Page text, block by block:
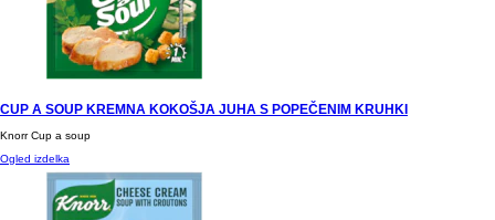
CUP A SOUP KREMNA KOKOŠJA JUHA S POPEČENIM KRUHKI
Knorr Cup a soup
Ogled izdelka